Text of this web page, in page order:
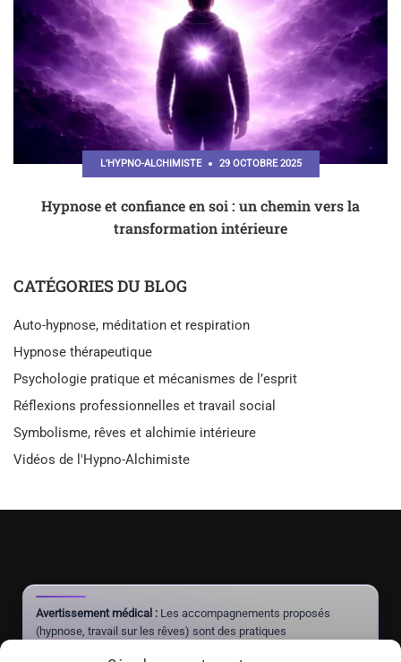
L'HYPNO-ALCHIMISTE 29 OCTOBRE 2025
Hypnose et confiance en soi : un chemin vers la
transformation intérieure
CATÉGORIES DU BLOG
Auto-hypnose, méditation et respiration
Hypnose thérapeutique
Psychologie pratique et mécanismes de l’esprit
Réflexions professionnelles et travail social
Symbolisme, rêves et alchimie intérieure
Vidéos de l'Hypno-Alchimiste
Avertissement médical : Les accompagnements proposés
(hypnose, travail sur les rêves) sont des pratiques